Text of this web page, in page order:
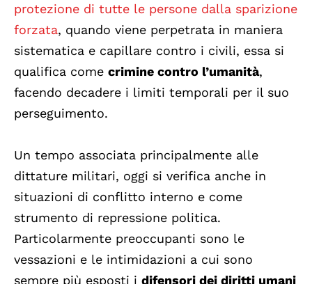
protezione di tutte le persone dalla sparizione
forzata, quando viene perpetrata in maniera
sistematica e capillare contro i civili, essa si
qualifica come crimine contro l’umanità,
facendo decadere i limiti temporali per il suo
perseguimento.
Un tempo associata principalmente alle
dittature militari, oggi si verifica anche in
situazioni di conflitto interno e come
strumento di repressione politica.
Particolarmente preoccupanti sono le
vessazioni e le intimidazioni a cui sono
sempre più esposti i difensori dei diritti umani